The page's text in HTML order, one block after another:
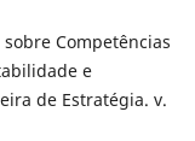
sobre Competências
e
de Estratégia. v.